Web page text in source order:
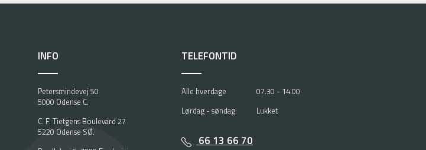
INFO
Petersmindevej 50
5000 Odense C.
C. F. Tietgens Boulevard 27
5220 Odense SØ.
TELEFONTID
Alle hverdage
07.30 - 14.00
Lørdag - søndag:
Lukket
66 13 66 70